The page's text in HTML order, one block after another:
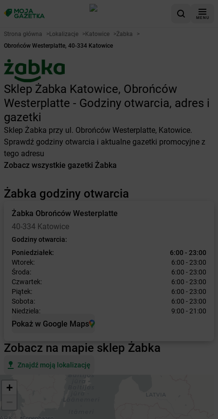
MENU
Strona główna >Lokalizacje >Katowice >Żabka
>
Obrońców Westerplatte, 40-334 Katowice
Sklep Żabka Katowice, Obrońców
Westerplatte - Godziny otwarcia, adres i
gazetki
Sklep Żabka przy ul. Obrońców Westerplatte, Katowice.
Sprawdź godziny otwarcia i aktualne gazetki promocyjne z
tego adresu
Zobacz wszystkie gazetki Żabka
Żabka godziny otwarcia
Żabka Obrońców Westerplatte
40-334 Katowice
Godziny otwarcia:
Poniedziałek:
6:00 - 23:00
Wtorek:
6:00 - 23:00
Środa:
6:00 - 23:00
Czwartek:
6:00 - 23:00
Piątek:
6:00 - 23:00
Sobota:
6:00 - 23:00
Niedziela:
9:00 - 21:00
Pokaż w Google Maps
Zobacz na mapie sklep Żabka
Znajdź moją lokalizację
+